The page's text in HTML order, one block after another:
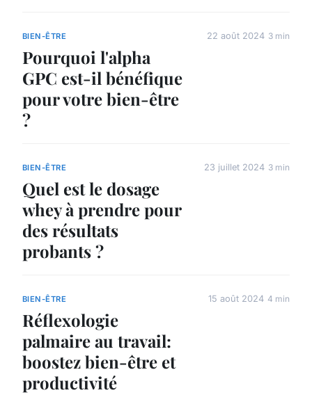
BIEN-ÊTRE
Pourquoi l'alpha
GPC est-il bénéfique
pour votre bien-être
?
22 août 2024 3 min
BIEN-ÊTRE
Quel est le dosage
whey à prendre pour
des résultats
probants ?
23 juillet 2024 3 min
BIEN-ÊTRE
Réflexologie
palmaire au travail:
boostez bien-être et
productivité
15 août 2024 4 min